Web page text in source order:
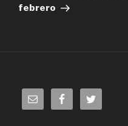
febrero